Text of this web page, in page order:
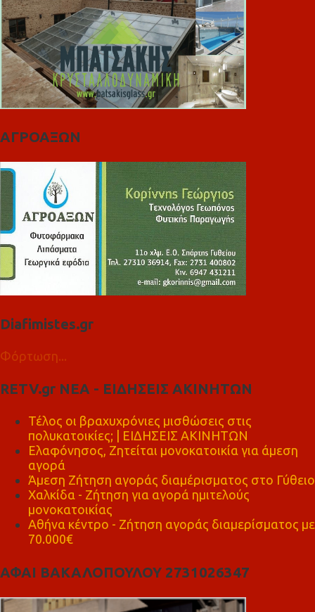
ΑΓΡΟΑΞΩΝ
Diafimistes.gr
Φόρτωση...
RETV.gr ΝΕΑ - ΕΙΔΗΣΕΙΣ ΑΚΙΝΗΤΩΝ
Τέλος οι βραχυχρόνιες μισθώσεις στις
πολυκατοικίες; | ΕΙΔΗΣΕΙΣ ΑΚΙΝΗΤΩΝ
Ελαφόνησος, Ζητείται μονοκατοικία για άμεση
αγορά
Άμεση Ζήτηση αγοράς διαμέρισματος στο Γύθειο
Χαλκίδα - Ζήτηση για αγορά ημιτελούς
μονοκατοικίας
Αθήνα κέντρο - Ζήτηση αγοράς διαμερίσματος με
70.000€
ΑΦΑΙ ΒΑΚΑΛΟΠΟΥΛΟΥ 2731026347